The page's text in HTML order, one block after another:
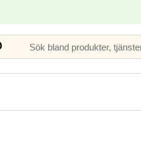
Sök bland produkter,